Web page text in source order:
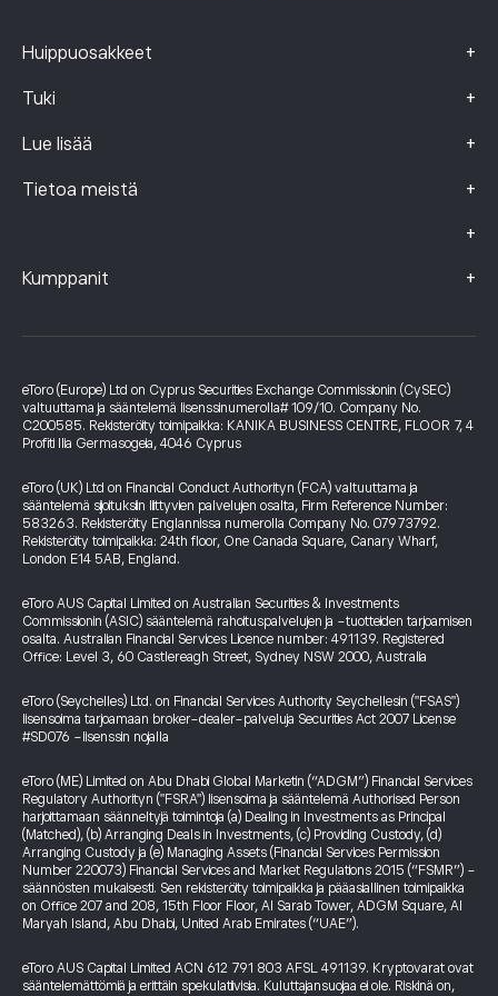
Huippuosakkeet +
Tuki +
Lue lisää +
Tietoa meistä +
+
Kumppanit +
eToro (Europe) Ltd on Cyprus Securities Exchange Commissionin (CySEC)
valtuuttama ja sääntelemä lisenssinumerolla# 109/10. Company No.
C200585. Rekisteröity toimipaikka: KANIKA BUSINESS CENTRE, FLOOR 7, 4
Profiti Ilia Germasogeia, 4046 Cyprus
eToro (UK) Ltd on Financial Conduct Authorityn (FCA) valtuuttama ja
sääntelemä sijoituksiin liittyvien palvelujen osalta, Firm Reference Number:
583263. Rekisteröity Englannissa numerolla Company No. 07973792.
Rekisteröity toimipaikka: 24th floor, One Canada Square, Canary Wharf,
London E14 5AB, England.
eToro AUS Capital Limited on Australian Securities & Investments
Commissionin (ASIC) sääntelemä rahoituspalvelujen ja -tuotteiden tarjoamisen
osalta. Australian Financial Services Licence number: 491139. Registered
Office: Level 3, 60 Castlereagh Street, Sydney NSW 2000, Australia
eToro (Seychelles) Ltd. on Financial Services Authority Seychellesin ("FSAS")
lisensoima tarjoamaan broker-dealer-palveluja Securities Act 2007 License
#SD076 -lisenssin nojalla
eToro (ME) Limited on Abu Dhabi Global Marketin (“ADGM”) Financial Services
Regulatory Authorityn ("FSRA") lisensoima ja sääntelemä Authorised Person
harjoittamaan säänneltyjä toimintoja (a) Dealing in Investments as Principal
(Matched), (b) Arranging Deals in Investments, (c) Providing Custody, (d)
Arranging Custody ja (e) Managing Assets (Financial Services Permission
Number 220073) Financial Services and Market Regulations 2015 (“FSMR”) -
säännösten mukaisesti. Sen rekisteröity toimipaikka ja pääasiallinen toimipaikka
on Office 207 and 208, 15th Floor Floor, Al Sarab Tower, ADGM Square, Al
Maryah Island, Abu Dhabi, United Arab Emirates (“UAE”).
eToro AUS Capital Limited ACN 612 791 803 AFSL 491139. Kryptovarat ovat
sääntelemättömiä ja erittäin spekulatiivisia. Kuluttajansuojaa ei ole. Riskinä on,